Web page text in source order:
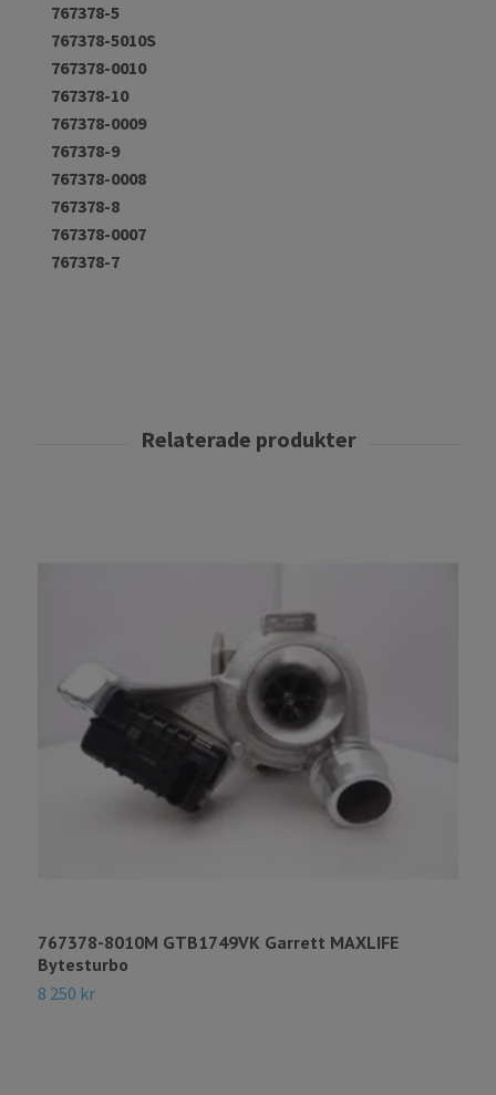
767378-5
767378-5010S
767378-0010
767378-10
767378-0009
767378-9
767378-0008
767378-8
767378-0007
767378-7
767378-8010M GTB1749VK Garrett MAXLIFE
Bytesturbo
8 250 kr